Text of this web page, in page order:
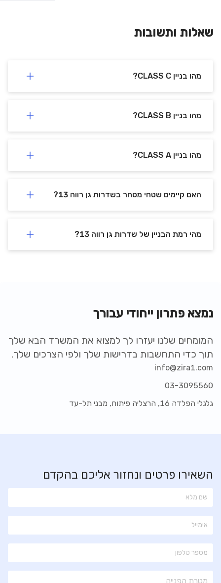
שאלות ותשובות
מהו בניין CLASS C?
מהו בניין CLASS B?
מהו בניין CLASS A?
האם קיימים שטחי מסחר בשדרות גן רווה 13?
מהי רמת הבניין של שדרות גן רווה 13?
נמצא פתרון ייחודי עבורך
המומחים שלנו יעזרו לך למצוא את המשרד הבא שלך
תוך כדי התחשבות בדרישות שלך ולפי הצרכים שלך.
info@zira1.com
03-3095560
גלגלי הפלדה 16, הרצליה פיתוח, מבני תל-עד
השאירו פרטים ונחזור אליכם בהקדם